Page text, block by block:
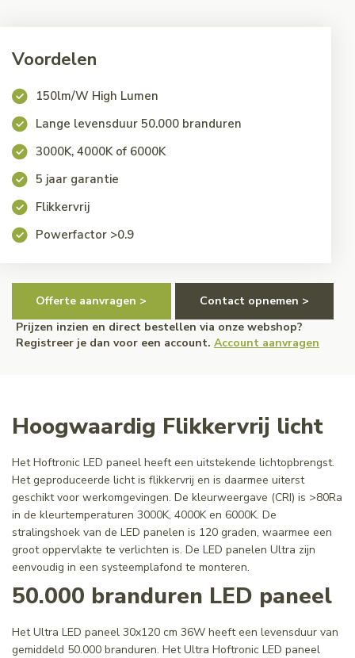
Voordelen
150lm/W High Lumen
Lange levensduur 50.000 branduren
3000K, 4000K of 6000K
5 jaar garantie
Flikkervrij
Powerfactor >0.9
Offerte aanvragen >
Contact opnemen >
Prijzen inzien en direct bestellen via onze webshop?
Registreer je dan voor een account. Account aanvragen
Hoogwaardig Flikkervrij licht
Het Hoftronic LED paneel heeft een uitstekende lichtopbrengst.
Het geproduceerde licht is flikkervrij en is daarmee uiterst
geschikt voor werkomgevingen. De kleurweergave (CRI) is >80Ra
in de kleurtemperaturen 3000K, 4000K en 6000K. De
stralingshoek van de LED panelen is 120 graden, waarmee een
groot oppervlakte te verlichten is. De LED panelen Ultra zijn
eenvoudig in een systeemplafond te monteren.
50.000 branduren LED paneel
Het Ultra LED paneel 30x120 cm 36W heeft een levensduur van
gemiddeld 50.000 branduren. Het Ultra Hoftronic LED paneel